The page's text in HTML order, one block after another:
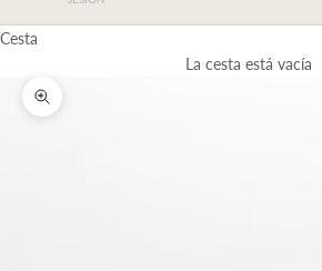
Cesta
La cesta está vacía
Zoom